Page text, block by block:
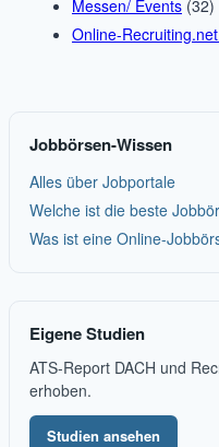
Messen/ Events (32)
Online-
Jobbörsen-Wissen
Alles über Jobportale
Welche ist die beste
Was ist eine Online-
Eigene Studien
ATS-Report DACH und
erhoben.
Studien ansehen